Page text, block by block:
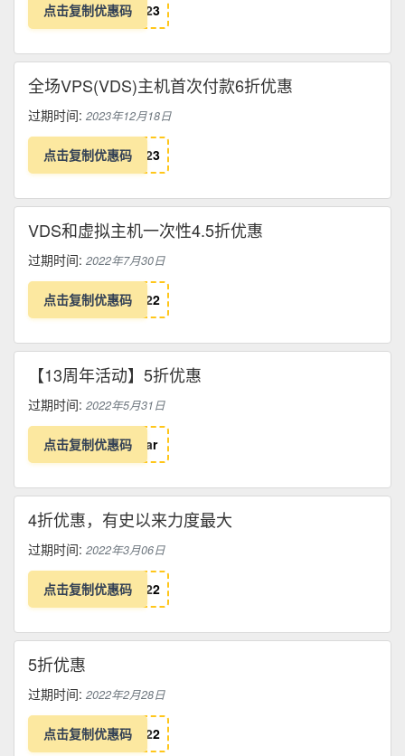
点击复制优惠码 23
全场VPS(VDS)主机首次付款6折优惠
过期时间: 2023年12月18日
点击复制优惠码 23
VDS和虚拟主机一次性4.5折优惠
过期时间: 2022年7月30日
点击复制优惠码 22
【13周年活动】5折优惠
过期时间: 2022年5月31日
点击复制优惠码 ar
4折优惠，有史以来力度最大
过期时间: 2022年3月06日
点击复制优惠码 22
5折优惠
过期时间: 2022年2月28日
点击复制优惠码 22